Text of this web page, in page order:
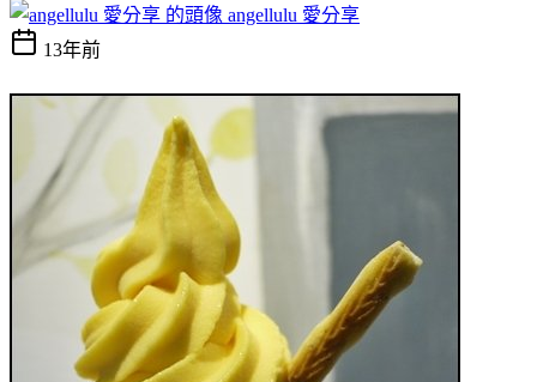
angellulu 愛分享
13年前